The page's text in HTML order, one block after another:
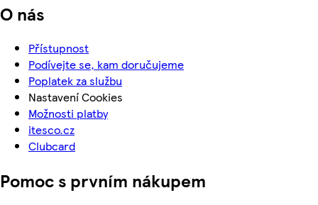
O nás
Přístupnost
Podívejte se, kam doručujeme
Poplatek za službu
Nastavení Cookies
Možnosti platby
itesco.cz
Clubcard
Pomoc s prvním nákupem